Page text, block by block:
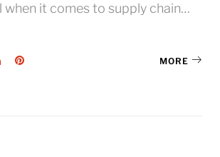
it comes to supply chain…
LinkedInPinterest MORE